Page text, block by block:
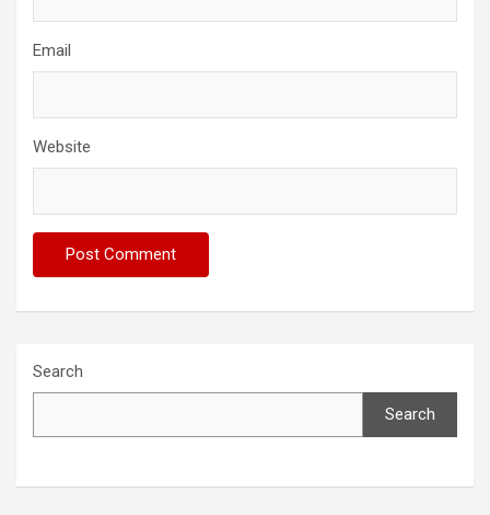
Email
Website
Search
Search